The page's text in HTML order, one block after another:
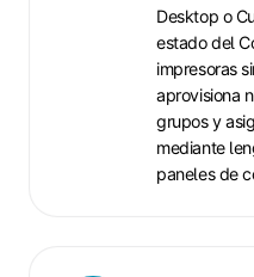
Desktop o
estado del
impresoras
aprovisiona
grupos y
mediante
paneles de